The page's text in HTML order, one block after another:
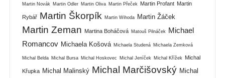
Martin Novák Martin Odler Martin Oliva Martin Přeček Martin Profant Martin
Rybář Martin Škorpík Martin Wihoda Martin Žáček
Martin Zeman Martina Boháčová Matouš Pilnáček Michael
Romancov Michaela Košová Michaela Studená Michaela Zemková
Michal Belda Michal Bursa Michal Hoskovec Michal Jeníček Michal Křížek Michal
Křupka Michal Malinský Michal Marčišovský Michal